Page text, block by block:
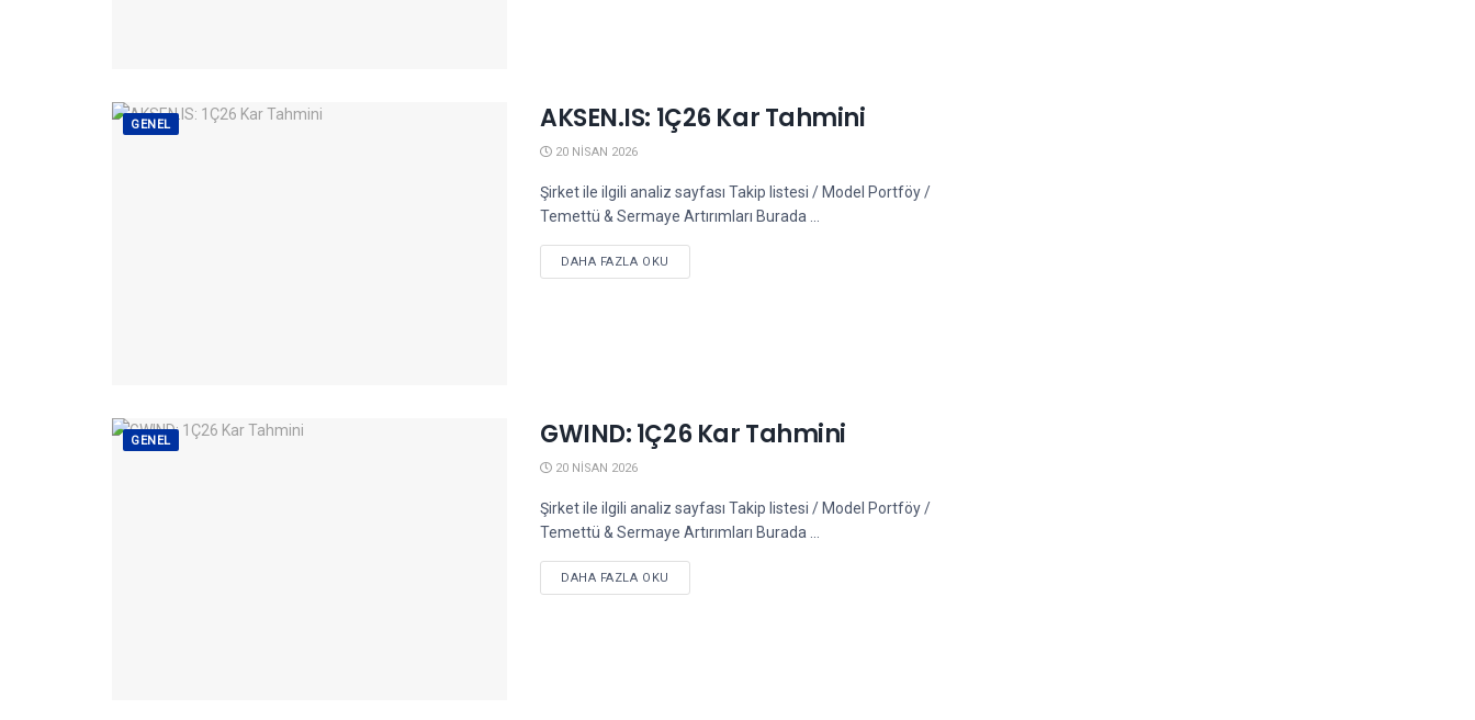
GENEL AKSEN.IS: 1Ç26 Kar Tahmini
20 NISAN 2026
Şirket ile ilgili analiz sayfası Takip listesi / Model Portföy /
Temettü & Sermaye Artırımları Burada ...
DAHA FAZLA OKU
GENEL GWIND: 1Ç26 Kar Tahmini
20 NISAN 2026
Şirket ile ilgili analiz sayfası Takip listesi / Model Portföy /
Temettü & Sermaye Artırımları Burada ...
DAHA FAZLA OKU